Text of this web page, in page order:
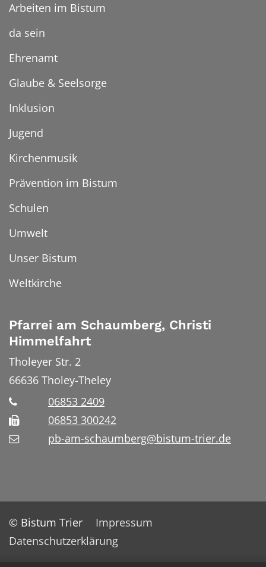
Arbeiten im Bistum
da sein
Ehrenamt
Glaube & Seelsorge
Inklusion
Jugend
Kirchenmusik
Prävention im Bistum
Schulen
Umwelt
Unser Bistum
Weltkirche
Pfarrei am Schaumberg, Christi
Himmelfahrt
Tholeyer Str. 2
66636 Tholey-Theley
06853 2409
06853 300242
pb-am-schaumberg@bistum-trier.de
© Bistum Trier
Impressum
Datenschutzerklärung